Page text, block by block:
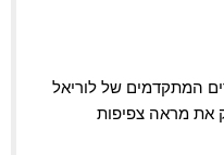
המתקדמים של לוריאל
לתחזק את מראה צפיפות